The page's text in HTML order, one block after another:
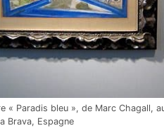
« Paradis bleu », de Marc Chagall,
Brava, Espagne